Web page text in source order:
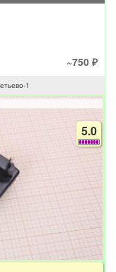
~750 ₽
1
5.0